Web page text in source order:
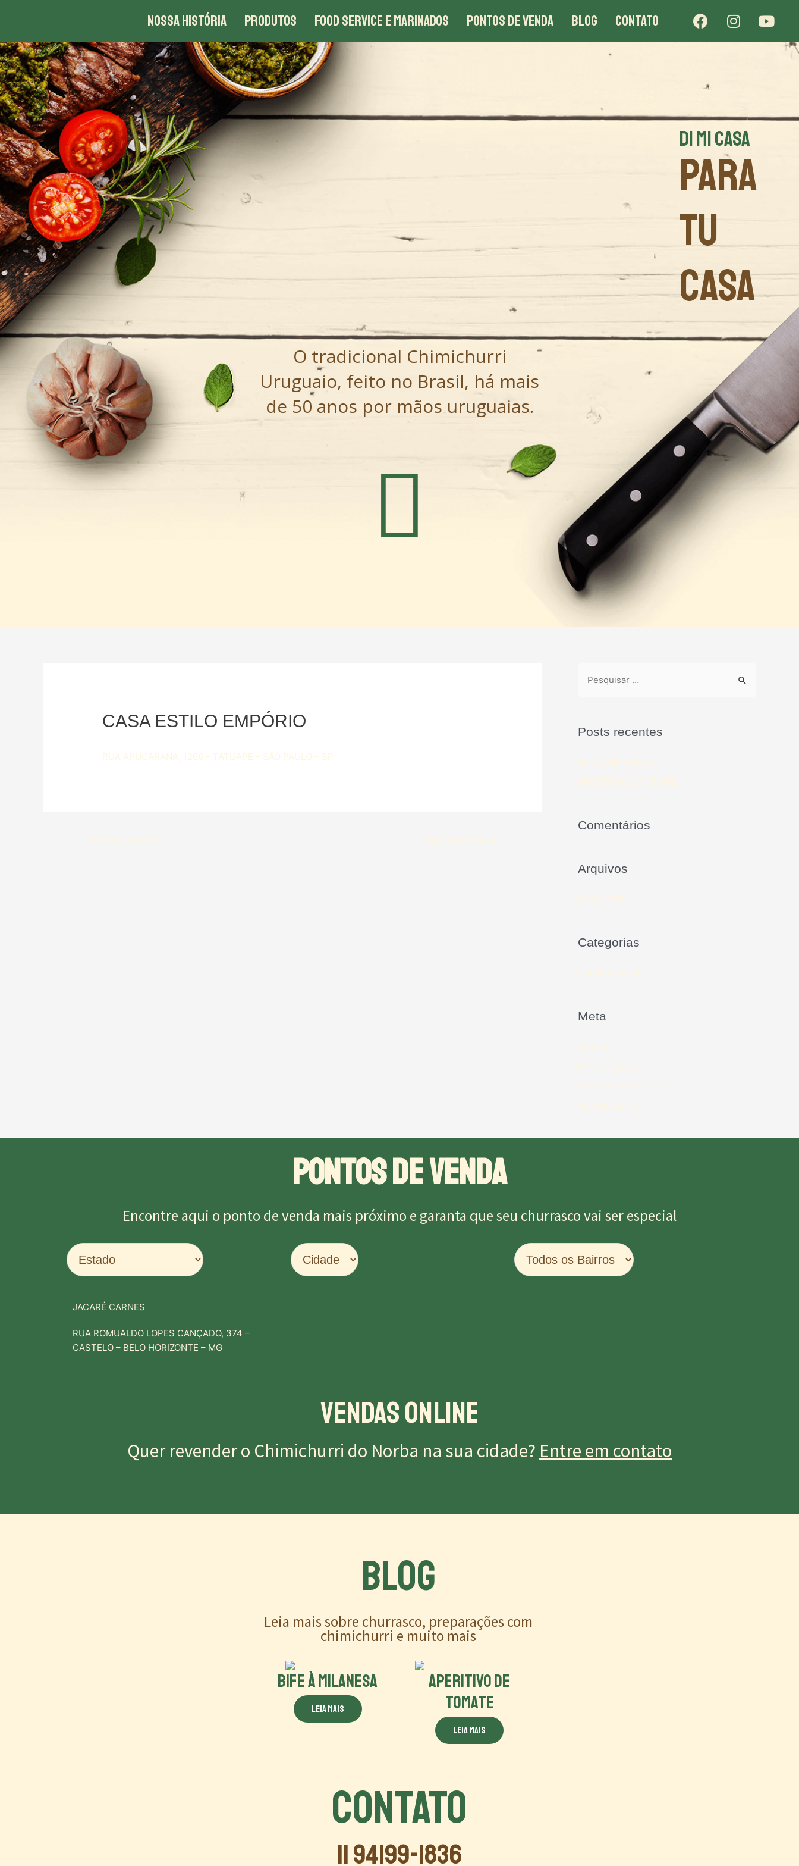
NOSSA HISTÓRIA PRODUTOS FOOD SERVICE E MARINADOS PONTOS DE VENDA BLOG CONTATO
DI MI CASA
PARA
TU
CASA
O tradicional Chimichurri
Uruguaio, feito no Brasil, há mais
de 50 anos por mãos uruguaias.
CASA ESTILO EMPÓRIO
RUA APUCARANA, 1266 – TATUAPÉ – SÃO PAULO – SP
← Lojas anterior Lojas seguinte →
Posts recentes
BIFE À MILANESA
APERITIVO DE TOMATE
Comentários
Arquivos
junho 2021
Categorias
Uncategorized
Meta
Acessar
Feed de posts
Feed de comentários
WordPress.org
PONTOS DE VENDA
Encontre aqui o ponto de venda mais próximo e garanta que seu churrasco vai ser especial
JACARÉ CARNES
RUA ROMUALDO LOPES CANÇADO, 374 –
CASTELO – BELO HORIZONTE – MG
Vendas Online
Quer revender o Chimichurri do Norba na sua cidade? Entre em contato
BLOG
Leia mais sobre churrasco, preparações com
chimichurri e muito mais
BIFE À MILANESA
Leia mais
APERITIVO DE
TOMATE
Leia mais
CONTATO
11 94199-1836